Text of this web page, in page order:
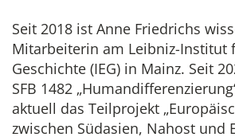
Seit 2018 ist Anne Friedrichs
Mitarbeiterin am Leibniz-Institut
Geschichte (IEG) in Mainz. Seit
SFB 1482
aktuell das Teilprojekt
zwischen Südasien, Nahost und